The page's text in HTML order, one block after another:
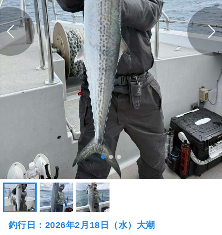
釣行日：2026年2月18日（水）大潮